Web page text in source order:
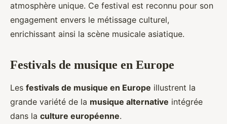
atmosphère unique. Ce festival est reconnu pour son
engagement envers le métissage culturel,
enrichissant ainsi la scène musicale asiatique.
Festivals de musique en Europe
Les festivals de musique en Europe illustrent la
grande variété de la musique alternative intégrée
dans la culture européenne.